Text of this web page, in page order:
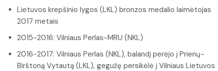
Lietuvos krepšinio lygos (LKL) bronzos medalio laimėtojas
2017 metais
2015-2016: Vilniaus Perlas-MRU (NKL)
2016-2017: Vilniaus Perlas (NKL), balandį perėjo į Prienų-
Birštoną Vytautą (LKL), gegužę persikėlė į Vilniaus Lietuvos